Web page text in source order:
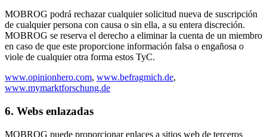
MOBROG podrá rechazar cualquier solicitud nueva de suscripción
de cualquier persona con causa o sin ella, a su entera discreción.
MOBROG se reserva el derecho a eliminar la cuenta de un miembro
en caso de que este proporcione información falsa o engañosa o
viole de cualquier otra forma estos TyC.
www.opinionhero.com, www.befragmich.de,
www.mymarktforschung.de
6. Webs enlazadas
MOBROG puede proporcionar enlaces a sitios web de terceros